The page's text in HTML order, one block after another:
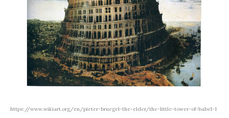
https://www.wikiart.org/en/pieter-bruegel-the-elder/the-little-tower-of-babel-1